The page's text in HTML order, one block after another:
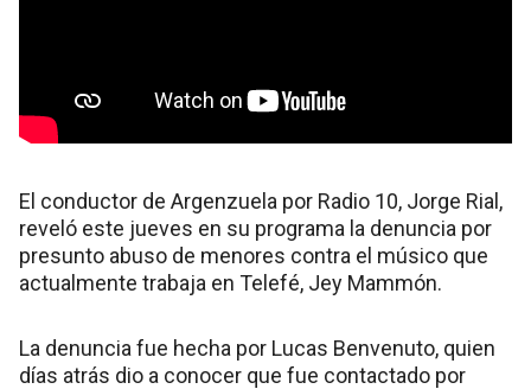
El conductor de Argenzuela por Radio 10, Jorge Rial,
reveló este jueves en su programa la denuncia por
presunto abuso de menores contra el músico que
actualmente trabaja en Telefé, Jey Mammón.
La denuncia fue hecha por Lucas Benvenuto, quien
días atrás dio a conocer que fue contactado por